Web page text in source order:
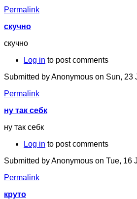
Permalink
скучно
скучно
Log in to post comments
Submitted byAnonymous on Sun, 23
Permalink
ну так себк
ну так себк
Log in to post comments
Submitted byAnonymous on Tue, 16
Permalink
круто